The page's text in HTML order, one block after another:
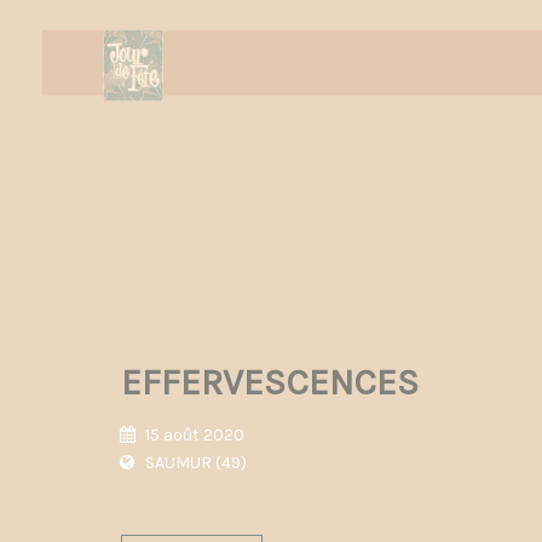
EFFERVESCENCES
15 août 2020
SAUMUR (49)